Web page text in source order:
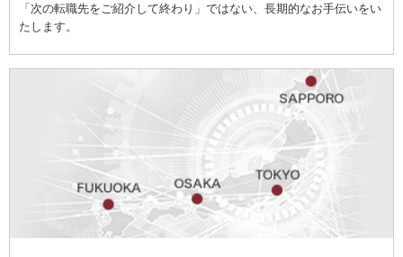
「次の転職先をご紹介して終わり」ではない、長期的なお手伝いをい
たします。